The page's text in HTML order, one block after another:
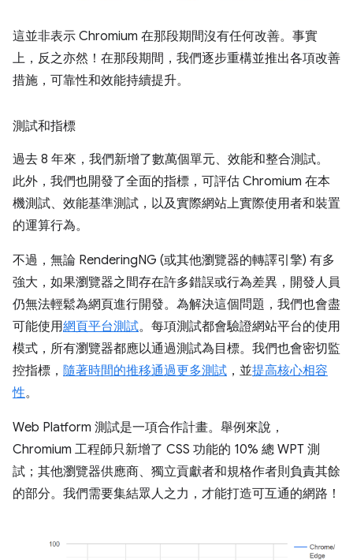
這並非表示 Chromium 在那段期間沒有任何改善。事實
上，反之亦然！在那段期間，我們逐步重構並推出各項改善
措施，可靠性和效能持續提升。
測試和指標
過去 8 年來，我們新增了數萬個單元、效能和整合測試。
此外，我們也開發了全面的指標，可評估 Chromium 在本
機測試、效能基準測試，以及實際網站上實際使用者和裝置
的運算行為。
不過，無論 RenderingNG (或其他瀏覽器的轉譯引擎) 有多
強大，如果瀏覽器之間存在許多錯誤或行為差異，開發人員
仍無法輕鬆為網頁進行開發。為解決這個問題，我們也會盡
可能使用網頁平台測試。每項測試都會驗證網站平台的使用
模式，所有瀏覽器都應以通過測試為目標。我們也會密切監
控指標， 隨著時間的推移通過更多測試 ，並提高核心相容
性。
Web Platform 測試是一項合作計畫。舉例來說，
Chromium 工程師只新增了 CSS 功能的 10% 總 WPT 測
試；其他瀏覽器供應商、獨立貢獻者和規格作者則負責其餘
的部分。我們需要集結眾人之力，才能打造可互通的網路！